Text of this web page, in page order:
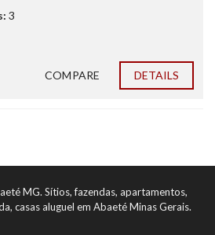
3
COMPARE DETAILS
MG. Sítios, fazendas, apartamentos,
casas aluguel em Abaeté Minas Gerais.